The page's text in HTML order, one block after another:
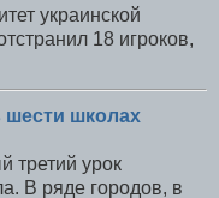
украинской
18 игроков,
шести школах
третий урок
В ряде городов, в